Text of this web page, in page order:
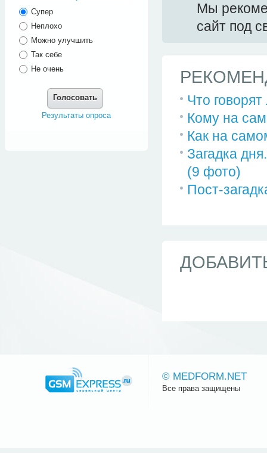
Мы
сайт под
Что
Кому на
Как на
Загадка
(9 фото)
Пост-
Супер
Неплохо
Можно улучшить
Так себе
Не очень
Голосовать
Результаты опроса
© MEDFORM.NET
Все права защищены